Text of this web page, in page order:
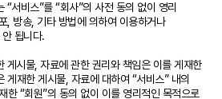
“서비스”를 “회사”의 사전 동의 없이 영리
, 방송, 기타 방법에 의하여 이용하거나
됩니다.
게시물, 자료에 관한 권리와 책임은 이를 게재한
게재한 게시물, 자료에 대하여 “서비스” 내의
한 “회원”의 동의 없이 이를 영리적인 목적으로